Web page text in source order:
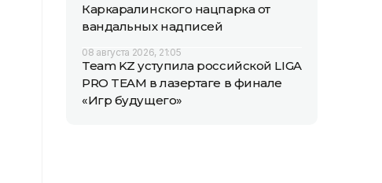
Каркаралинского нацпарка от
вандальных надписей
08 августа 2026, 21:05
Team KZ уступила российской LIGA
PRO TEAM в лазертаге в финале
«Игр будущего»